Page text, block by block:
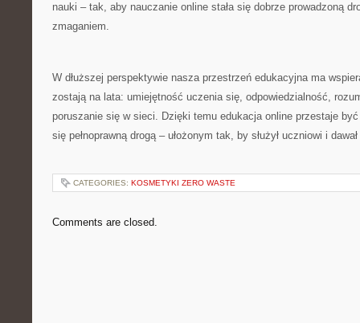
nauki – tak, aby nauczanie online stała się dobrze prowadzoną
zmaganiem.
W dłuższej perspektywie nasza przestrzeń edukacyjna ma
zostają na lata: umiejętność uczenia się, odpowiedzialność,
poruszanie się w sieci. Dzięki temu edukacja online przestaje
się pełnoprawną drogą – ułożonym tak, by służył uczniowi i
CATEGORIES: KOSMETYKI ZERO WASTE
Comments are closed.